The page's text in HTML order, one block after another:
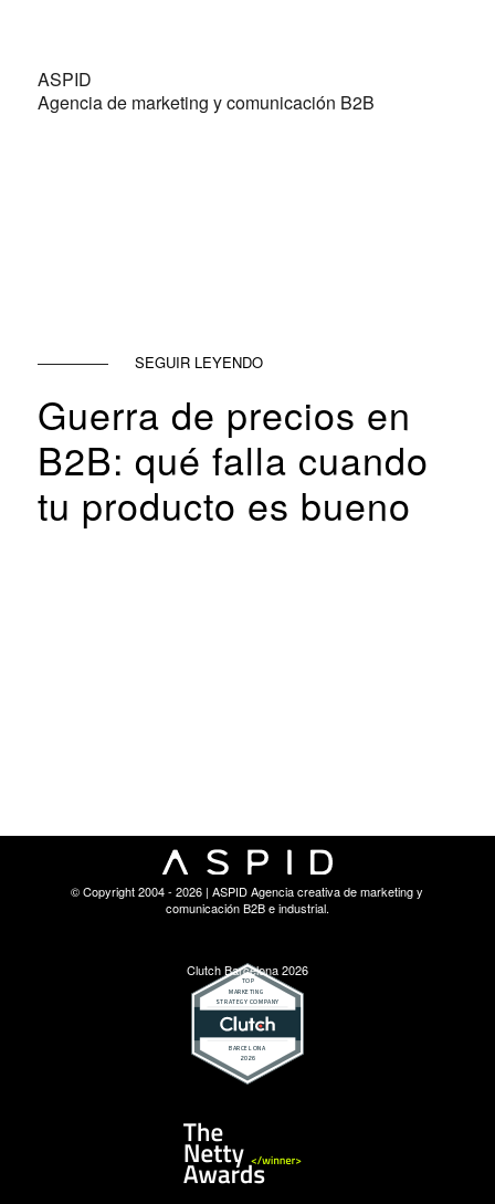
ASPID
Agencia de marketing y comunicación B2B
SEGUIR LEYENDO
Guerra de precios en
B2B: qué falla cuando
tu producto es bueno
© Copyright 2004 - 2026 | ASPID Agencia creativa de marketing y
comunicación B2B e industrial.
Clutch Barcelona 2026